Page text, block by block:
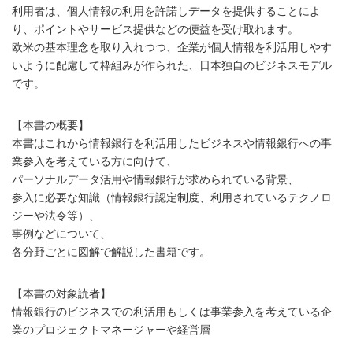
利用者は、個人情報の利用を許諾しデータを提供することによ
り、ポイントやサービス提供などの便益を受け取れます。
欧米の基本理念を取り入れつつ、企業が個人情報を利活用しやす
いように配慮して枠組みが作られた、日本独自のビジネスモデル
です。
【本書の概要】
本書はこれから情報銀行を利活用したビジネスや情報銀行への事
業参入を考えている方に向けて、
パーソナルデータ活用や情報銀行が求められている背景、
参入に必要な知識（情報銀行認定制度、利用されているテクノロ
ジーや法令等）、
事例などについて、
各分野ごとに図解で解説した書籍です。
【本書の対象読者】
情報銀行のビジネスでの利活用もしくは事業参入を考えている企
業のプロジェクトマネージャーや経営層